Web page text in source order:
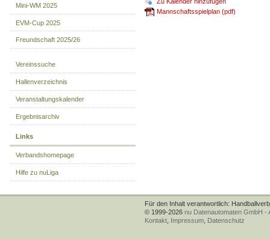
Mini-WM 2025
EVM-Cup 2025
Freundschaft 2025/26
Vereinssuche
Hallenverzeichnis
Veranstaltungskalender
Ergebnisarchiv
Links
Verbandshomepage
Hilfe zu nuLiga
Mannschaftsspielplan (pdf)
Für den Inhalt verantwortlich:
© 1999-2026 nu Datenautomaten GmbH -
Kontakt Impressum Datenschutz